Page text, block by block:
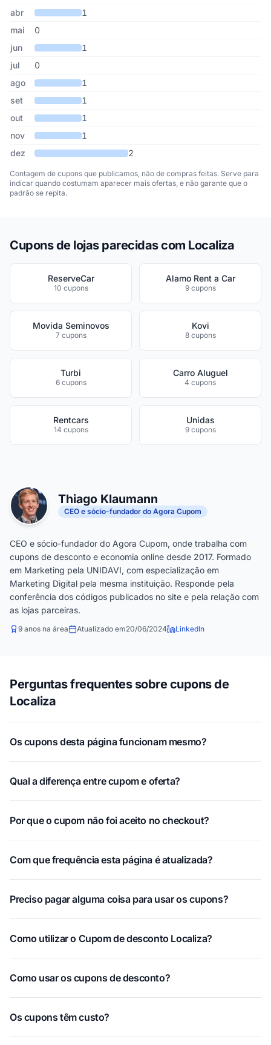
abr
1
mai
0
jun
1
jul
0
ago
1
set
1
out
1
nov
1
dez
2
Contagem de cupons que publicamos, não de compras feitas. Serve para
indicar quando costumam aparecer mais ofertas, e não garante que o
padrão se repita.
Cupons de lojas parecidas com Localiza
ReserveCar
10 cupons
Alamo Rent a Car
9 cupons
Movida Seminovos
7 cupons
Kovi
8 cupons
Turbi
6 cupons
Carro Aluguel
4 cupons
Rentcars
14 cupons
Unidas
9 cupons
Thiago Klaumann
CEO e sócio-fundador do Agora Cupom
CEO e sócio-fundador do Agora Cupom, onde trabalha com
cupons de desconto e economia online desde 2017. Formado
em Marketing pela UNIDAVI, com especialização em
Marketing Digital pela mesma instituição. Responde pela
conferência dos códigos publicados no site e pela relação com
as lojas parceiras.
9 anos na área Atualizado em20/06/2024 LinkedIn
Perguntas frequentes sobre cupons de
Localiza
Os cupons desta página funcionam mesmo?
Qual a diferença entre cupom e oferta?
Por que o cupom não foi aceito no checkout?
Com que frequência esta página é atualizada?
Preciso pagar alguma coisa para usar os cupons?
Como utilizar o Cupom de desconto Localiza?
Como usar os cupons de desconto?
Os cupons têm custo?